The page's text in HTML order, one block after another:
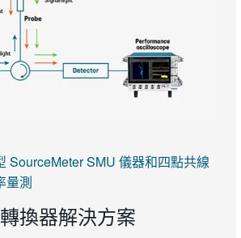
SourceMeter SMU 儀器和四點共線
量測
換器解決方案